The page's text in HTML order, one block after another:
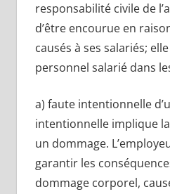
responsabilité civile de
d’être encourue en
causés à ses salariés;
personnel salarié dans
a) faute intentionnelle
intentionnelle implique
un dommage.
garantir les
dommage corporel,